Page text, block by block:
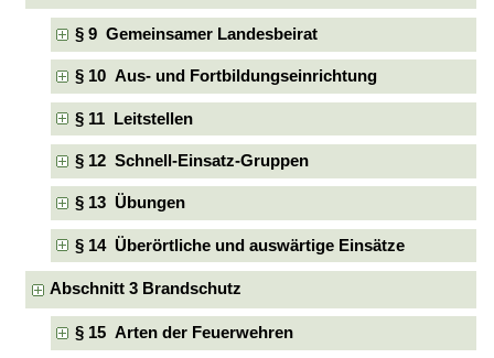
§ 9 Gemeinsamer Landesbeirat
§ 10 Aus- und Fortbildungseinrichtung
§ 11 Leitstellen
§ 12 Schnell-Einsatz-Gruppen
§ 13 Übungen
§ 14 Überörtliche und auswärtige Einsätze
Abschnitt 3 Brandschutz
§ 15 Arten der Feuerwehren